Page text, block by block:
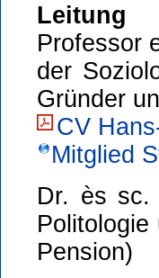
Leitung
Professor
der
Gründer
CV
Mitglied
Dr. ès sc.
Pension)